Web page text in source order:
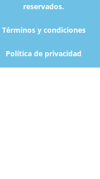
reservados.
Términos y condiciones
Política de privacidad